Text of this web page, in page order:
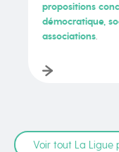
Voir tout La Ligue
propositions
démocratique,
associations.